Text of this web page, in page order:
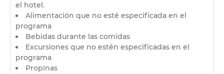
el hotel.
Alimentación que no esté especificada en el
programa
Bebidas durante las comidas
Excursiones que no estén especificadas en el
programa
Propinas